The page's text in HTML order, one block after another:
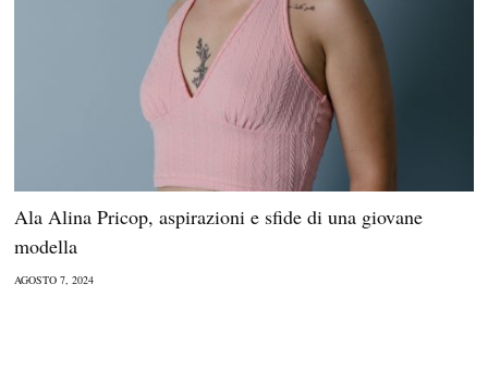
Ala Alina Pricop, aspirazioni e sfide di una giovane
modella
AGOSTO 7, 2024